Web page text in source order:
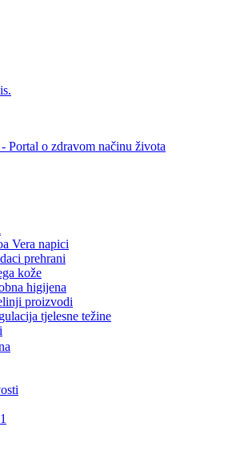
Portal o zdravom načinu života
Vera napici
prehrani
kože
higijena
proizvodi
tjelesne težine